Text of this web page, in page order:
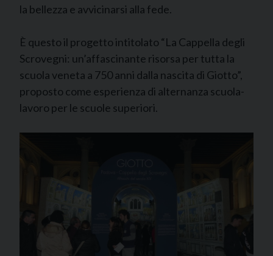
la bellezza e avvicinarsi alla fede.
È questo il progetto intitolato “La Cappella degli
Scrovegni: un’affascinante risorsa per tutta la
scuola veneta a 750 anni dalla nascita di Giotto”,
proposto come esperienza di alternanza scuola-
lavoro per le scuole superiori.